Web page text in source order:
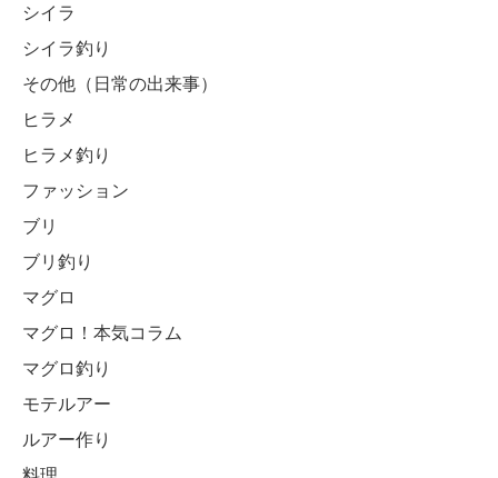
シイラ
シイラ釣り
その他（日常の出来事）
ヒラメ
ヒラメ釣り
ファッション
ブリ
ブリ釣り
マグロ
マグロ！本気コラム
マグロ釣り
モテルアー
ルアー作り